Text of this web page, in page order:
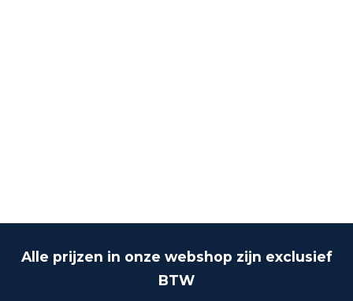
Alle prijzen in onze webshop zijn exclusief
BTW